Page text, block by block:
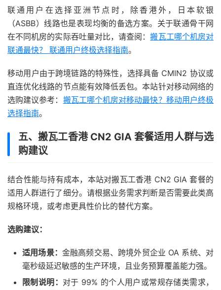
联通用户在选择亚洲节点时，除香港外，日本软银
（ASBB）线路也是表现均衡的备选方案。关于联通骨干网
在不同机房的实际吞吐量对比，请查阅：搬瓦工哪个机房对
联通最快？ 联通用户终极选择指南。
移动用户由于跨境链路的特殊性，选择具备 CMIN2 协议或
直连优化线路的节点能有效降低丢包。本站针对移动网络的
选购建议参考： 搬瓦工哪个机房对移动最快？移动用户终极
选择指南。
五、搬瓦工香港 CN2 GIA 套餐适用人群与选
购建议
结合性能与持有成本，本站对搬瓦工香港 CN2 GIA 套餐的
适用人群进行了细分。请根据业务需求判断是否需要此类高
规格环境，或考虑更具性价比的替代方案。
选购建议：
适用场景： 金融高频交易、跨境外贸企业 OA 系统、对
毫秒级延迟敏感的生产环境，且业务预算覆盖能力强。
限制说明： 对于 99% 的个人用户或常规存储类需求，